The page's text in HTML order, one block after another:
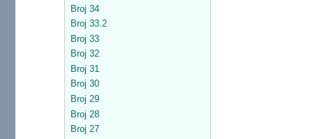
Broj 34
Broj 33.2
Broj 33
Broj 32
Broj 31
Broj 30
Broj 29
Broj 28
Broj 27